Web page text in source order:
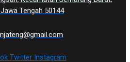
Tengah 50144
Twitter Instagram